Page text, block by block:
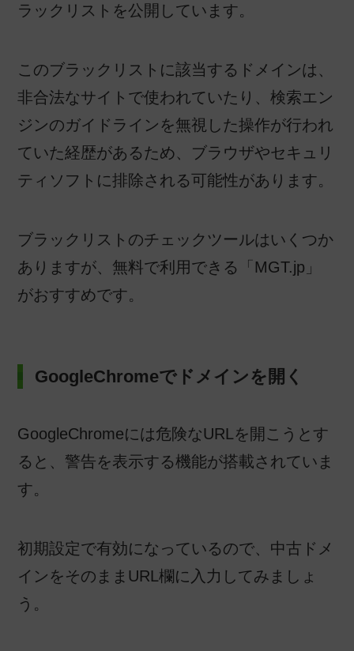
ラックリストを公開しています。
このブラックリストに該当するドメインは、
非合法なサイトで使われていたり、検索エン
ジンのガイドラインを無視した操作が行われ
ていた経歴があるため、ブラウザやセキュリ
ティソフトに排除される可能性があります。
ブラックリストのチェックツールはいくつか
ありますが、無料で利用できる「MGT.jp」
がおすすめです。
GoogleChromeでドメインを開く
GoogleChromeには危険なURLを開こうとす
ると、警告を表示する機能が搭載されていま
す。
初期設定で有効になっているので、中古ドメ
インをそのままURL欄に入力してみましょ
う。